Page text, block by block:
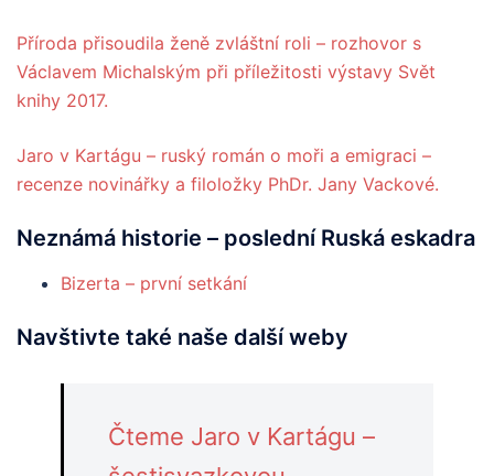
Příroda přisoudila ženě zvláštní roli – rozhovor s
Václavem Michalským při příležitosti výstavy Svět
knihy 2017.
Jaro v Kartágu – ruský román o moři a emigraci –
recenze novinářky a filoložky PhDr. Jany Vackové.
Neznámá historie – poslední Ruská eskadra
Bizerta – první setkání
Navštivte také naše další weby
Čteme Jaro v Kartágu –